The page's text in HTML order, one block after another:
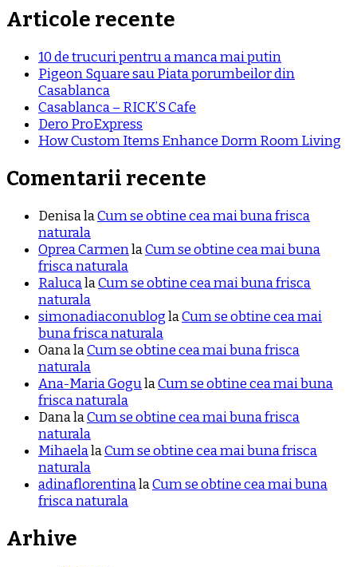
Articole recente
10 de trucuri pentru a manca mai putin
Pigeon Square sau Piata porumbeilor din
Casablanca
Casablanca – RICK’S Cafe
Dero ProExpress
How Custom Items Enhance Dorm Room Living
Comentarii recente
DenisalaCum se obtine cea mai buna frisca
naturala
Oprea CarmenlaCum se obtine cea mai buna
frisca naturala
RalucalaCum se obtine cea mai buna frisca
naturala
simonadiaconubloglaCum se obtine cea mai
buna frisca naturala
OanalaCum se obtine cea mai buna frisca
naturala
Ana-Maria GogulaCum se obtine cea mai buna
frisca naturala
DanalaCum se obtine cea mai buna frisca
naturala
MihaelalaCum se obtine cea mai buna frisca
naturala
adinaflorentinalaCum se obtine cea mai buna
frisca naturala
Arhive